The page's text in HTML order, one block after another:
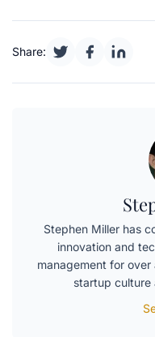
Share:
Stephen Miller has
innovation and
management for
startup